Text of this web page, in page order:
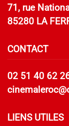
71, rue
85280 LA
CONTACT
02 51 40 62
LIENS UTILES